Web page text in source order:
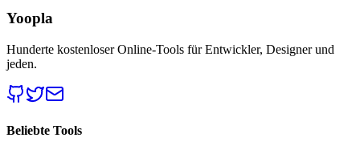
Yoopla
Hunderte kostenloser Online-Tools für Entwickler, Designer und
jeden.
Beliebte Tools